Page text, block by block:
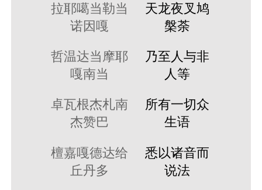
拉耶噶当勒当
诺因嘎
天龙夜叉鸠
槃荼
哲温达当摩耶
嘎南当
乃至人与非
人等
卓瓦根杰札南
杰赞巴
所有一切众
生语
檀嘉嘎德达给
丘丹多
悉以诸音而
说法